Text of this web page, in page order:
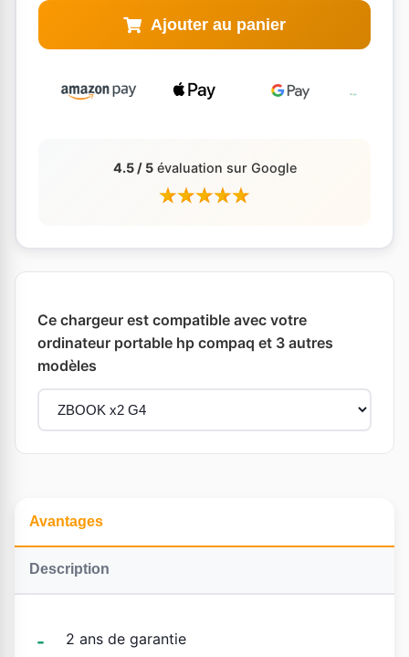
Ajouter au panier
4.5 / 5évaluation sur Google
Ce chargeur est compatible avec votre
ordinateur portable hp compaq et 3 autres
modèles
Avantages
Description
2 ans de garantie